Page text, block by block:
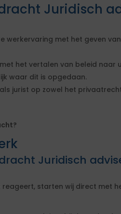
Juridisch
werkervaring met het geven
het vertalen van beleid naar
waar dit is opgedaan.
jurist op zowel het
Juridisch
starten wij direct met